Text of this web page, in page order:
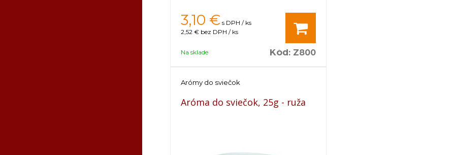
3,10 € s DPH / ks
2,52 € bez DPH / ks
Na sklade Kód: Z800
Arómy do sviečok
Aróma do sviečok, 25g - ruža